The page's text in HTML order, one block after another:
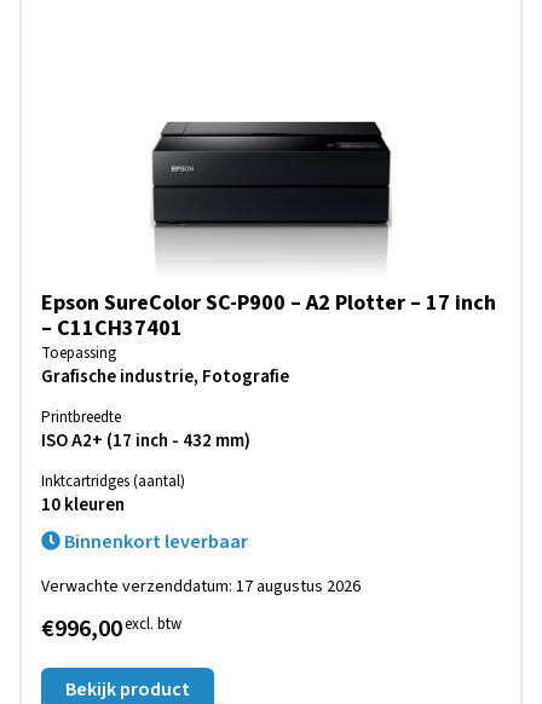
Epson SureColor SC-P900 – A2 Plotter – 17 inch
– C11CH37401
Toepassing
Grafische industrie, Fotografie
Printbreedte
ISO A2+ (17 inch - 432 mm)
Inktcartridges (aantal)
10 kleuren
Binnenkort leverbaar
Verwachte verzenddatum: 17 augustus 2026
€996,00excl. btw
Bekijk product